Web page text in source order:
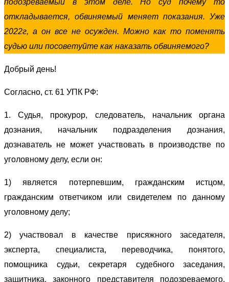
подозреваемый в этом деле. Но суд почему то
откладывается, обвиняемый меняет показания. Уже
2022г, а он все не осужден. Можно как то поменять
судью или посоветуйте как наказать обвиняемого?
Добрый день!
Согласно, ст. 61 УПК РФ:
1. Судья, прокурор, следователь, начальник органа
дознания, начальник подразделения дознания,
дознаватель не может участвовать в производстве по
уголовному делу, если он:
1) является потерпевшим, гражданским истцом,
гражданским ответчиком или свидетелем по данному
уголовному делу;
2) участвовал в качестве присяжного заседателя,
эксперта, специалиста, переводчика, понятого,
помощника судьи, секретаря судебного заседания,
защитника, законного представителя подозреваемого,